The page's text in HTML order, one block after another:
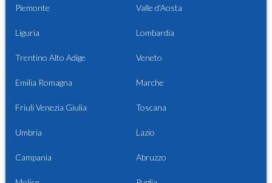
Piemonte Valle d'Aosta
Liguria Lombardia
Trentino Alto Adige Veneto
Emilia Romagna Marche
Friuli Venezia Giulia Toscana
Umbria Lazio
Campania Abruzzo